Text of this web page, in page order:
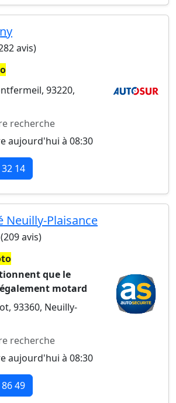
avis)
93220,
recherche
aujourd'hui à 08:30
14
Neuilly-Plaisance
(209 avis)
que le
motard
93360, Neuilly-
recherche
aujourd'hui à 08:30
49